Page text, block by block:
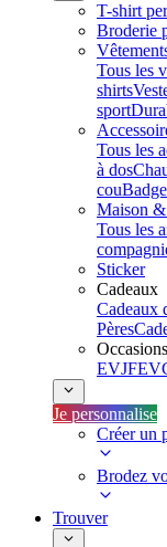
T-shirt
Broderie
Tous les
shirts
sport
Tous les
à dos
cou
Maison
Tous les
Sticker
Cadeaux
Cadeaux
Pères
Occasions
EVJF
Je personnalise
Créer un
Brodez
Trouver